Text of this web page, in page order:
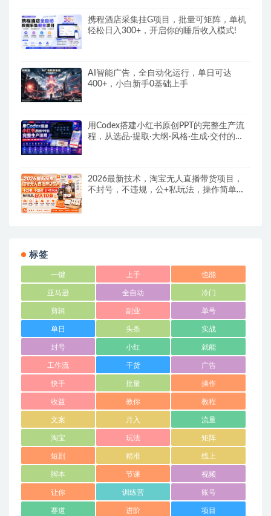
携程酒店采集挂G项目，批量可矩阵，单机
轻松日入300+，开启你的睡后收入模式!
AI智能广告，全自动化运行，单日可达
400+，小白新手0基础上手
用Codex搭建小红书原创PPT的完整生产流
程，从选品·提取·大纲·风格·生成·交付的九
2026最新技术，淘宝无人直播带货项目，
不封号，不违规，公+私玩法，操作简单，
标签
一键 上手 也能
亚马逊 全自动 冷门
剪辑 副业 单号
单日 头条 实战
封号 小红 就能
工作流 干货 广告
快手 批量 操作
收益 教你 教程
文案 月入 流量
淘宝 玩法 矩阵
短剧 精准 线上
脚本 节课 视频
让你 训练营 账号
赛道 进阶 项目